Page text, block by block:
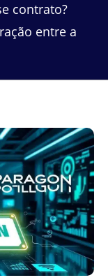
contrato?
entre a